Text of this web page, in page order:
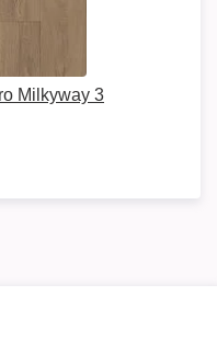
Milkyway 3